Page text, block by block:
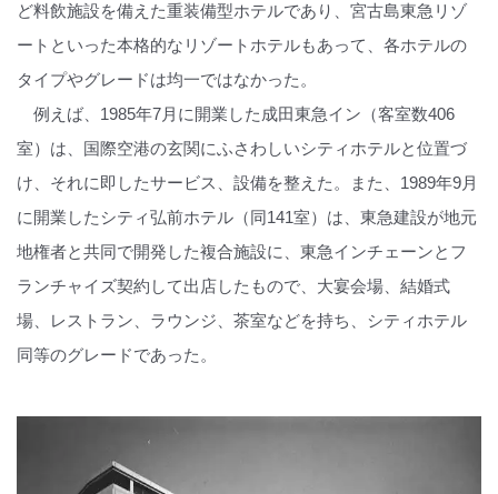
ど料飲施設を備えた重装備型ホテルであり、宮古島東急リゾ
ートといった本格的なリゾートホテルもあって、各ホテルの
タイプやグレードは均一ではなかった。
例えば、1985年7月に開業した成田東急イン（客室数406
室）は、国際空港の玄関にふさわしいシティホテルと位置づ
け、それに即したサービス、設備を整えた。また、1989年9月
に開業したシティ弘前ホテル（同141室）は、東急建設が地元
地権者と共同で開発した複合施設に、東急インチェーンとフ
ランチャイズ契約して出店したもので、大宴会場、結婚式
場、レストラン、ラウンジ、茶室などを持ち、シティホテル
同等のグレードであった。